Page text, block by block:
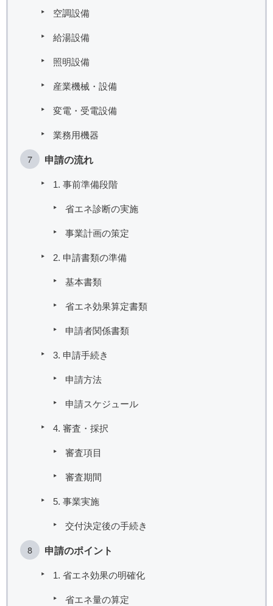
空調設備
給湯設備
照明設備
産業機械・設備
変電・受電設備
業務用機器
申請の流れ
1. 事前準備段階
省エネ診断の実施
事業計画の策定
2. 申請書類の準備
基本書類
省エネ効果算定書類
申請者関係書類
3. 申請手続き
申請方法
申請スケジュール
4. 審査・採択
審査項目
審査期間
5. 事業実施
交付決定後の手続き
申請のポイント
1. 省エネ効果の明確化
省エネ量の算定